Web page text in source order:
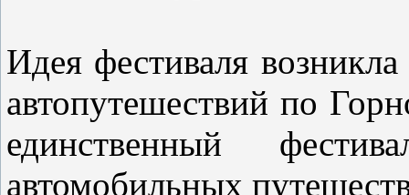
Идея фестиваля
автопутешествий по
единственный
автомобильных